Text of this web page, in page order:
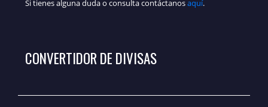
Si tienes alguna duda o consulta contáctanosaquí.
CONVERTIDOR DE DIVISAS